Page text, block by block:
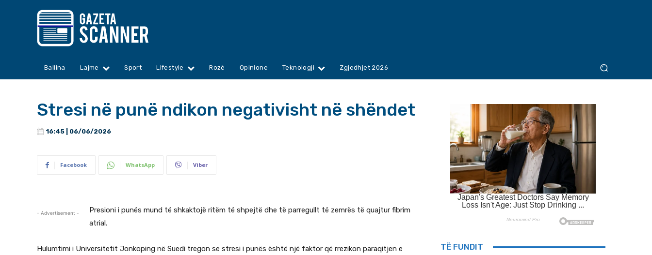
Ballina Lajme Sport Lifestyle Rozë Opinione Teknologji Zgjedhjet 2026
Stresi në punë ndikon negativisht në shëndet
16:45 | 06/06/2026
Facebook WhatsApp Viber
- Advertisement -
Presioni i punës mund të shkaktojë ritëm të shpejtë dhe të parregullt të zemrës të quajtur fibrim
atrial.
Hulumtimi i Universitetit Jonkoping në Suedi tregon se stresi i punës është një faktor që rrezikon paraqitjen e
TË FUNDIT